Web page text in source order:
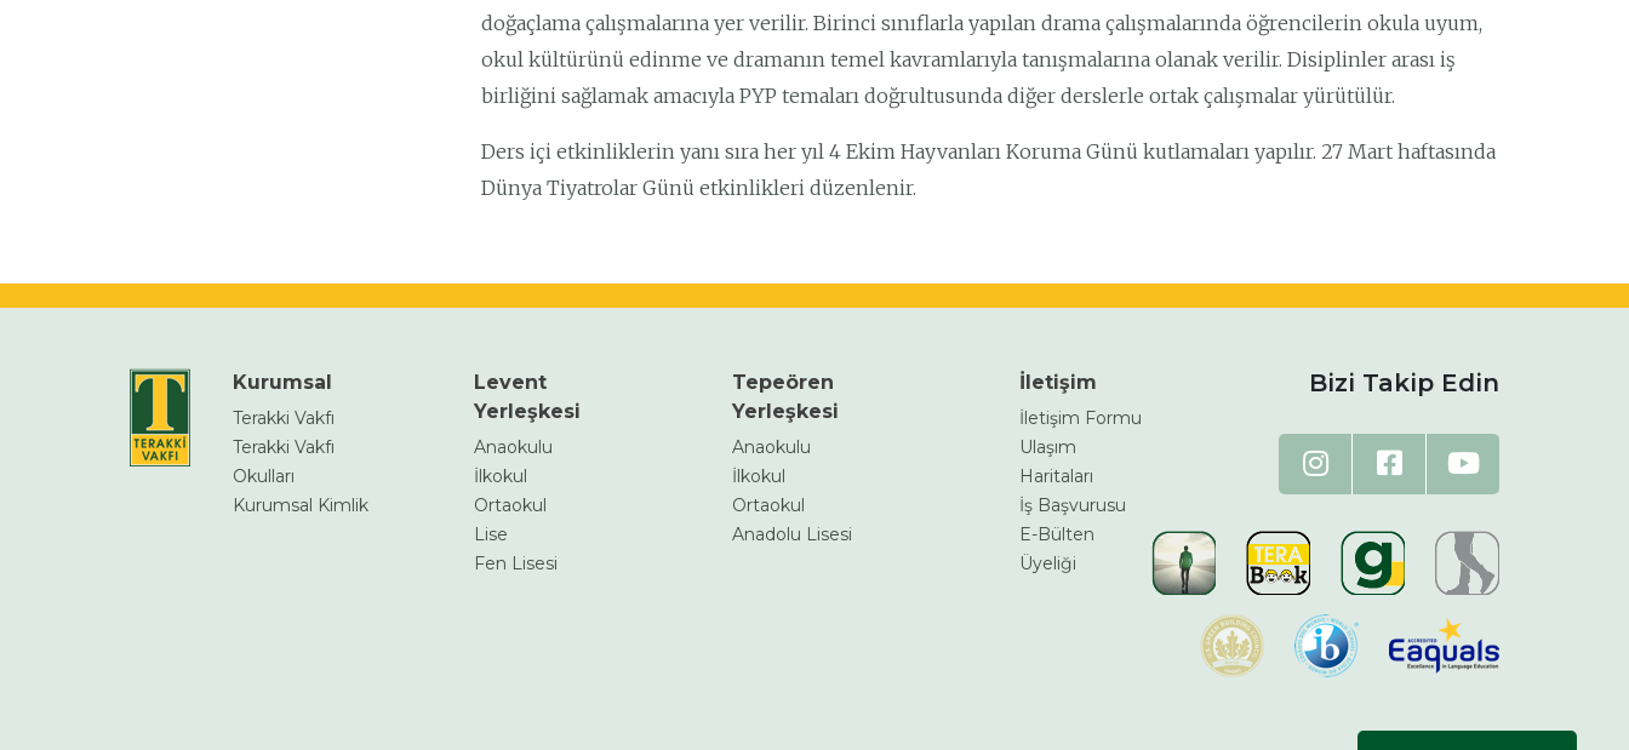
doğaçlama çalışmalarına yer verilir. Birinci sınıflarla yapılan drama çalışmalarında öğrencilerin okula uyum,
okul kültürünü edinme ve dramanın temel kavramlarıyla tanışmalarına olanak verilir. Disiplinler arası iş
birliğini sağlamak amacıyla PYP temaları doğrultusunda diğer derslerle ortak çalışmalar yürütülür.
Ders içi etkinliklerin yanı sıra her yıl 4 Ekim Hayvanları Koruma Günü kutlamaları yapılır. 27 Mart haftasında
Dünya Tiyatrolar Günü etkinlikleri düzenlenir.
Kurumsal
Terakki Vakfı
Terakki Vakfı
Okulları
Kurumsal Kimlik
Levent
Yerleşkesi
Anaokulu
İlkokul
Ortaokul
Lise
Fen Lisesi
Tepeören
Yerleşkesi
Anaokulu
İlkokul
Ortaokul
Anadolu Lisesi
İletişim
İletişim Formu
Ulaşım
Haritaları
İş Başvurusu
E-Bülten
Üyeliği
Bizi Takip Edin